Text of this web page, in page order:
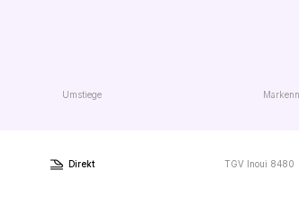
Umstiege
Direkt TGV Inoui 8480